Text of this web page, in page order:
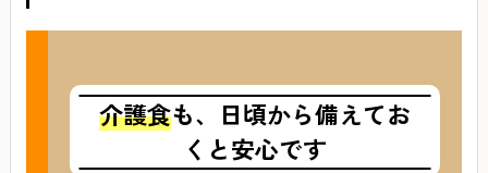
介護食も、日頃から備えてお
くと安心です